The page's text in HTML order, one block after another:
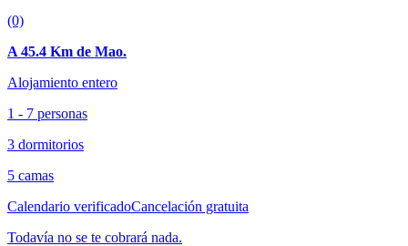
(0)
A 45.4 Km de Mao.
Alojamiento entero
1 - 7 personas
3 dormitorios
5 camas
Calendario verificadoCancelación gratuita
Todavía no se te cobrará nada.